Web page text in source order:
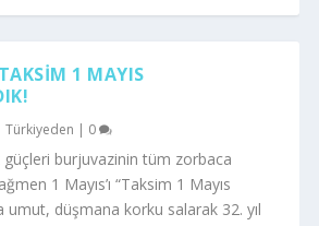
1 MAYIS
Türkiyeden | 0
güçleri burjuvazinin tüm zorbaca
1 Mayıs’ı “Taksim 1 Mayıs
umut, düşmana korku salarak 32. yıl